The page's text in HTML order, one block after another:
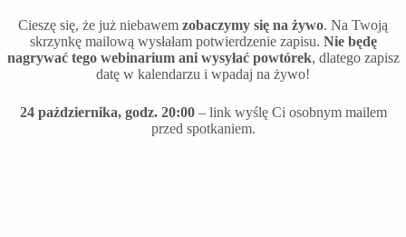
Cieszę się, że już niebawem zobaczymy się na żywo. Na Twoją
skrzynkę mailową wysłałam potwierdzenie zapisu. Nie będę
nagrywać tego webinarium ani wysyłać powtórek, dlatego zapisz
datę w kalendarzu i wpadaj na żywo!
24 października, godz. 20:00– link wyślę Ci osobnym mailem
przed spotkaniem.